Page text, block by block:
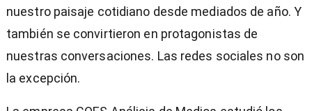
nuestro paisaje cotidiano desde mediados de año. Y
también se convirtieron en protagonistas de
nuestras conversaciones. Las redes sociales no son
la excepción.